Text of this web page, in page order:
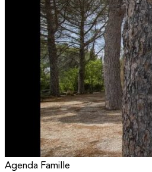
Agenda Famille